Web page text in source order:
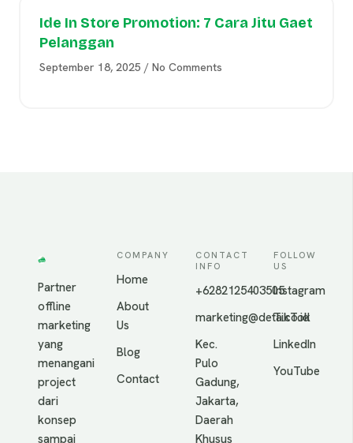
Ide In Store Promotion: 7 Cara Jitu Gaet
Pelanggan
September 18, 2025 No Comments
Partner
offline
marketing
yang
menangani
project
dari
konsep
sampai
COMPANY
Home
About
Us
Blog
Contact
CONTACT
INFO
+6282125403505
marketing@deta.co.id
Kec.
Pulo
Gadung,
Jakarta,
Daerah
Khusus
FOLLOW
US
Instagram
TikTok
LinkedIn
YouTube